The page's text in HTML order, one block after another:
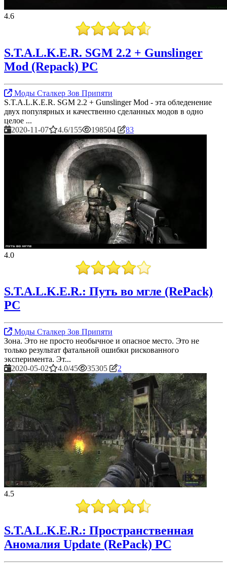
4.6
S.T.A.L.K.E.R. SGM 2.2 + Gunslinger
Mod (Repack) PC
Моды Сталкер Зов Припяти
S.T.A.L.K.E.R. SGM 2.2 + Gunslinger Mod - эта обледенение
двух популярных и качественно сделанных модов в одно
целое ...
2020-11-07
4.6/155 198504 83
4.0
S.T.A.L.K.E.R.: Путь во мгле (RePack)
PC
Моды Сталкер Зов Припяти
Зона. Это не просто необычное и опасное место. Это не
только результат фатальной ошибки рискованного
эксперимента. Эт...
2020-05-02
4.0/45 35305 2
4.5
S.T.A.L.K.E.R.: Пространственная
Аномалия Update (RePack) PC